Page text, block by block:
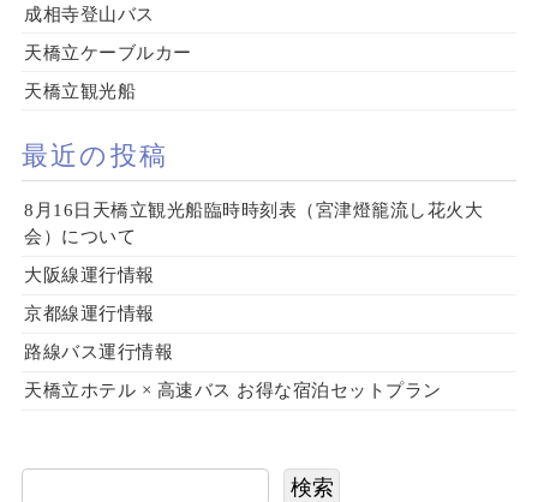
成相寺登山バス
天橋立ケーブルカー
天橋立観光船
最近の投稿
8月16日天橋立観光船臨時時刻表（宮津燈籠流し花火大
会）について
大阪線運行情報
京都線運行情報
路線バス運行情報
天橋立ホテル × 高速バス お得な宿泊セットプラン
検索